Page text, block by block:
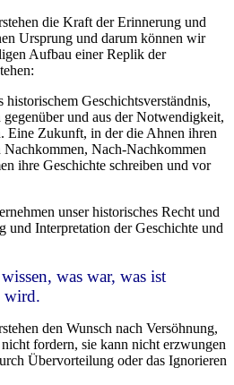
die Kraft der Erinnerung und
Ursprung und darum können wir
Aufbau einer Replik der
historischem Geschichtsverständnis,
und aus der Notwendigkeit,
Eine Zukunft, in der die Ahnen ihren
Nachkommen, Nach-Nachkommen
ihre Geschichte schreiben und vor
unser historisches Recht und
und Interpretation der Geschichte und
was war, was ist
wird.
den Wunsch nach Versöhnung,
fordern, sie kann nicht erzwungen
Übervorteilung oder das Ignorieren